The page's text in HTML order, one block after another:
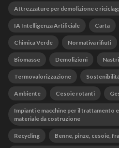
Attrezzature per demolizione e
IA Intelligenza Artificiale Carta
Chimica Verde Normativa rifiuti
Biomasse Demolizioni
Termovalorizzazione
Ambiente Cesoie rotanti
Impianti e macchine per il trattamento
materiale da costruzione
Recycling Benne, pinze, cesoie,